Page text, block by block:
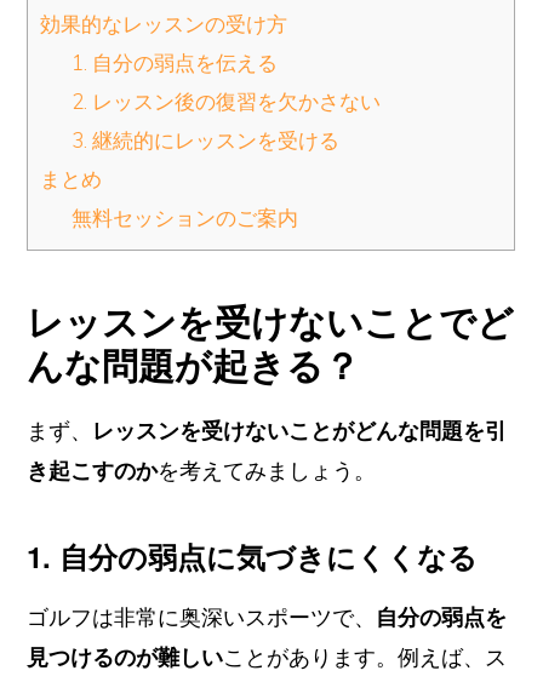
効果的なレッスンの受け方
1. 自分の弱点を伝える
2. レッスン後の復習を欠かさない
3. 継続的にレッスンを受ける
まとめ
無料セッションのご案内
レッスンを受けないことでど
んな問題が起きる？
まず、 レッスンを受けないことがどんな問題を引
き起こすのかを考えてみましょう。
1. 自分の弱点に気づきにくくなる
ゴルフは非常に奥深いスポーツで、 自分の弱点を
見つけるのが難しいことがあります。例えば、ス